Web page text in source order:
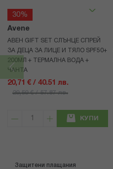
30%
Avene
АВЕН GIFT SET СЛЪНЦЕ СПРЕЙ
ЗА ДЕЦА ЗА ЛИЦЕ И ТЯЛО SPF50+
200МЛ + ТЕРМАЛНА ВОДА +
ЧАНТА
20,71 € / 40.51 лв.
29,59 € / 57.87 лв.
КУПИ
Защитени плащания